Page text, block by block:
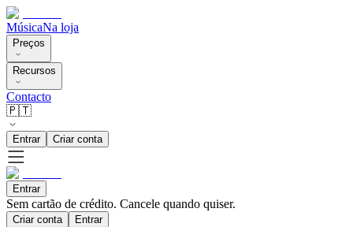
MúsicaNa loja
Preços
Recursos
Contacto
🇵🇹
Entrar Criar conta
Entrar
Sem cartão de crédito. Cancele quando quiser.
Criar conta Entrar